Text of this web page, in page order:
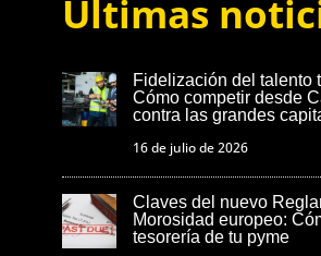
Últimas
Fidelización del talento
Cómo competir desde
contra las grandes
16 de julio de 2026
Claves del nuevo
Morosidad europeo:
tesorería de tu pyme